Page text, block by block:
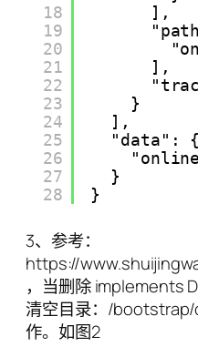
18
19
20
21
22
23
24
25
26
27
28
],
],
}
],
"data": {
}
}
3、参考：
https://
，当删除 implements
清空目录：/
作。如图2